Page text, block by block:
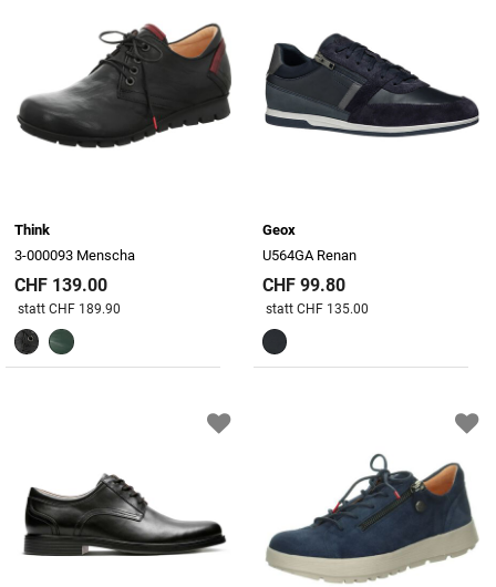
Think
3-000093 Menscha
CHF 139.00
Preis reduziert von
statt CHF 189.90
Geox
U564GA Renan
CHF 99.80
Preis reduziert von
statt CHF 135.00